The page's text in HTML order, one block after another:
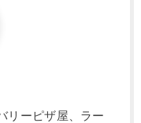
リーピザ屋、ラー